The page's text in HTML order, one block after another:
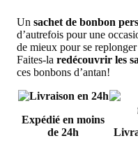
Un sachet de bonbon
d’autrefois pour une
de mieux pour se
Faites-la redécouvrir les
ces bonbons d’antan!
Expédié en moins
de 24h